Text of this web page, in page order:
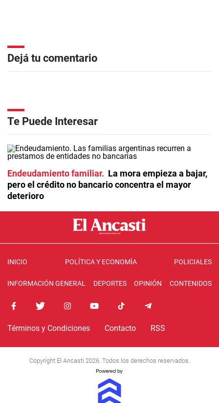
Dejá tu comentario
Te Puede Interesar
Endeudamiento familiar
La mora empieza a bajar,
pero el crédito no bancario concentra el mayor
deterioro
INICIO POLÍTICA Y ECONOMÍA POLICIALES
INFORMACIÓN GENERAL DEPORTES OPINIÓN CONTENIDOS
Términos y Condiciones Contacto RSS
Copyright El Ancasti 2026. Todos los derechos reservados.